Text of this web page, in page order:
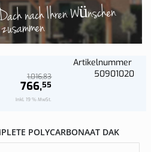
nach Ihren Wünschen
zusammen
766,55
1.016,83
Inkl. 19 % MwSt.
Artikelnummer
50901020
POLYCARBONAAT DAK